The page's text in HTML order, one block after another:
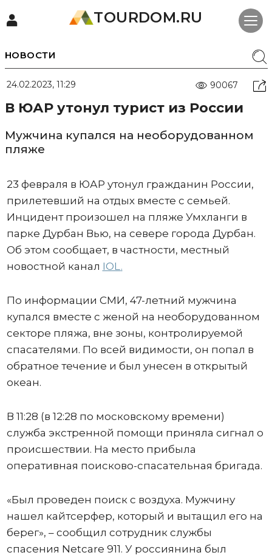
TOURDOM.RU
НОВОСТИ
24.02.2023, 11:29 90067
В ЮАР утонул турист из России
Мужчина купался на необорудованном
пляже
23 февраля в ЮАР утонул гражданин России,
прилетевший на отдых вместе с семьей.
Инцидент произошел на пляже Умхланги в
парке Дурбан Вью, на севере города Дурбан.
Об этом сообщает, в частности, местный
новостной канал IOL.
По информации СМИ, 47-летний мужчина
купался вместе с женой на необорудованном
секторе пляжа, вне зоны, контролируемой
спасателями. По всей видимости, он попал в
обратное течение и был унесен в открытый
океан.
В 11:28 (в 12:28 по московскому времени)
служба экстренной помощи приняла сигнал о
происшествии. На место прибыла
оперативная поисково-спасательная бригада.
«Был проведен поиск с воздуха. Мужчину
нашел кайтсерфер, который и вытащил его на
берег», – сообщил сотрудник службы
спасения Netcare 911. У россиянина был